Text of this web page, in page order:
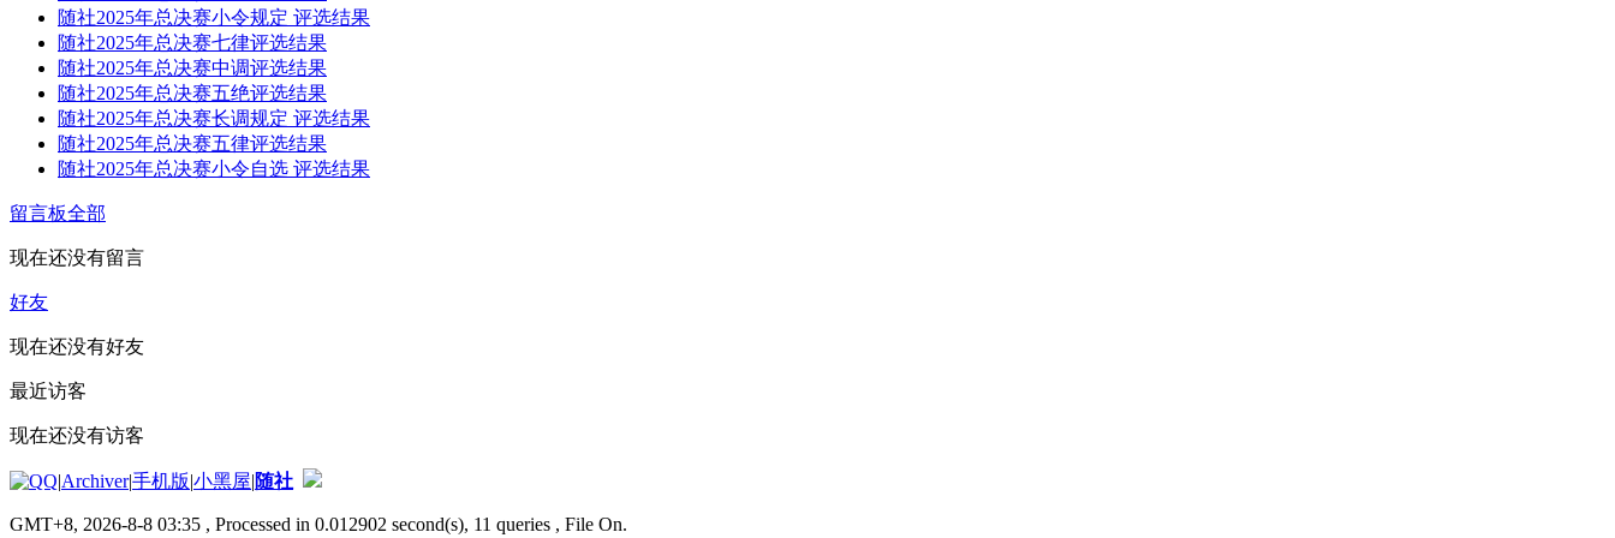
随社2025年总决赛小令规定 评选结果
随社2025年总决赛七律评选结果
随社2025年总决赛中调评选结果
随社2025年总决赛五绝评选结果
随社2025年总决赛长调规定 评选结果
随社2025年总决赛五律评选结果
随社2025年总决赛小令自选 评选结果
留言板全部
现在还没有留言
好友
现在还没有好友
最近访客
现在还没有访客
|Archiver|手机版|小黑屋|随社
GMT+8, 2026-8-8 03:35 , Processed in 0.012902 second(s), 11 queries , File On.